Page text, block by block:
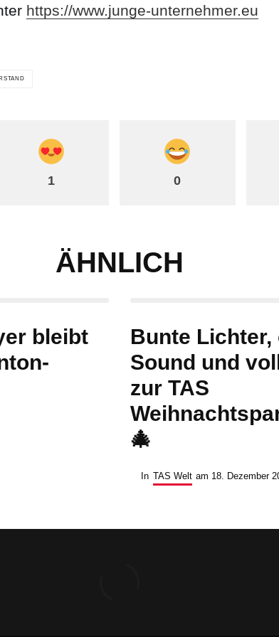
https://www.junge-unternehmer.eu
1 0
ÄHNLICH
bleibt
Bunte Lichter,
Sound und
zur TAS
🎄
In TAS Welt am 18. Dezember